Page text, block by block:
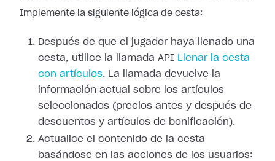
Implemente la siguiente lógica de cesta:
Después de que el jugador haya llenado una
cesta, utilice la llamada API Llenar la cesta
con artículos. La llamada devuelve la
información actual sobre los artículos
seleccionados (precios antes y después de
descuentos y artículos de bonificación).
Actualice el contenido de la cesta
basándose en las acciones de los usuarios: